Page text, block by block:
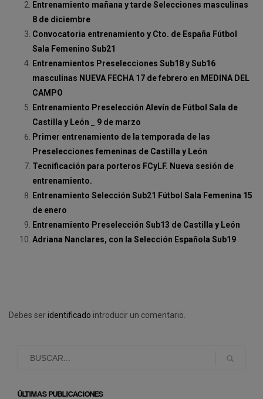
Entrenamiento mañana y tarde Selecciones masculinas
8 de diciembre
Convocatoria entrenamiento y Cto. de España Fútbol
Sala Femenino Sub21
Entrenamientos Preselecciones Sub18 y Sub16
masculinas NUEVA FECHA 17 de febrero en MEDINA DEL
CAMPO
Entrenamiento Preselección Alevín de Fútbol Sala de
Castilla y León _ 9 de marzo
Primer entrenamiento de la temporada de las
Preselecciones femeninas de Castilla y León
Tecnificación para porteros FCyLF. Nueva sesión de
entrenamiento.
Entrenamiento Selección Sub21 Fútbol Sala Femenina 15
de enero
Entrenamiento Preselección Sub13 de Castilla y León
Adriana Nanclares, con la Selección Española Sub19
Debes seridentificado introducir un comentario.
ÚLTIMAS PUBLICACIONES